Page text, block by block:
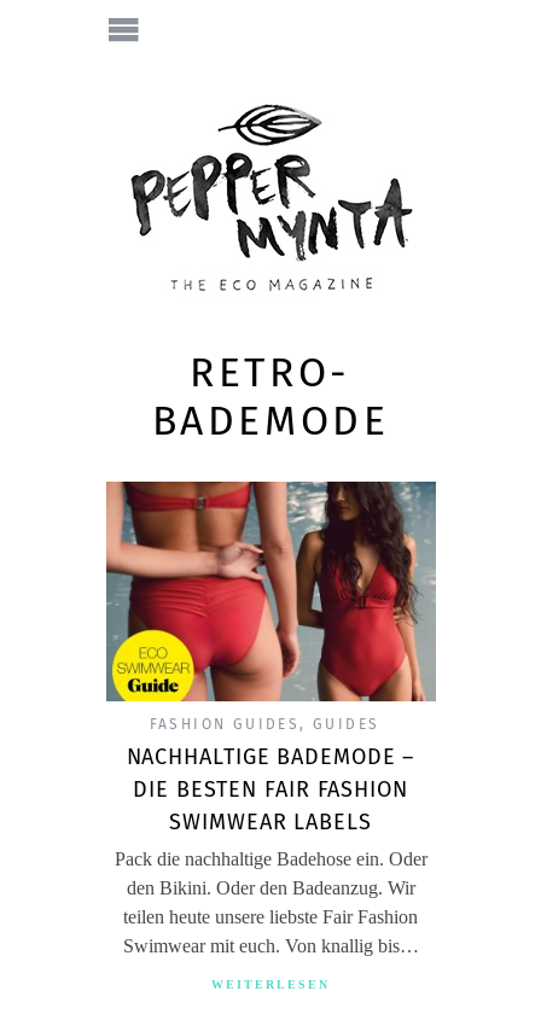
RETRO-
BADEMODE
FASHION GUIDES, GUIDES
NACHHALTIGE BADEMODE –
DIE BESTEN FAIR FASHION
SWIMWEAR LABELS
Pack die nachhaltige Badehose ein. Oder
den Bikini. Oder den Badeanzug. Wir
teilen heute unsere liebste Fair Fashion
Swimwear mit euch. Von knallig bis…
WEITERLESEN